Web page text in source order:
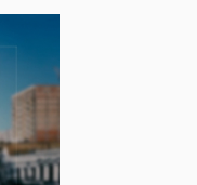
Наука
Диаспора